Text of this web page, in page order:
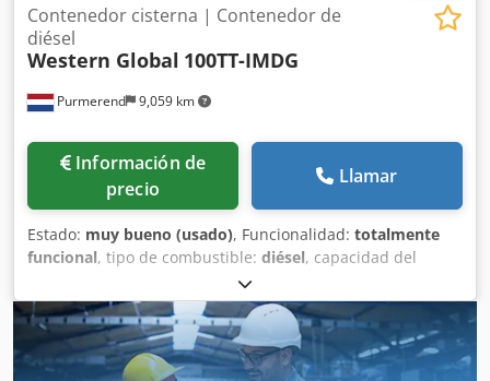
Purmerend 9,059 km
Contenedor cisterna | Contenedor de
diésel
Western Global 100TT-IMDG
Información de
precio
Llamar
Estado: muy bueno (usado), Funcionalidad: totalmente
funcional, tipo de combustible: diésel, capacidad del
8,745 l
3,700 kg, peso en vacío:3,700 kg, Año de fabricación:
2020, número de máquina/vehículo:100TT-IMDG
, Western
Global 100TT-IMDG cisterna contenedor / transtainer (para
transporte y almacenamiento de gasóleo) 4 unidades